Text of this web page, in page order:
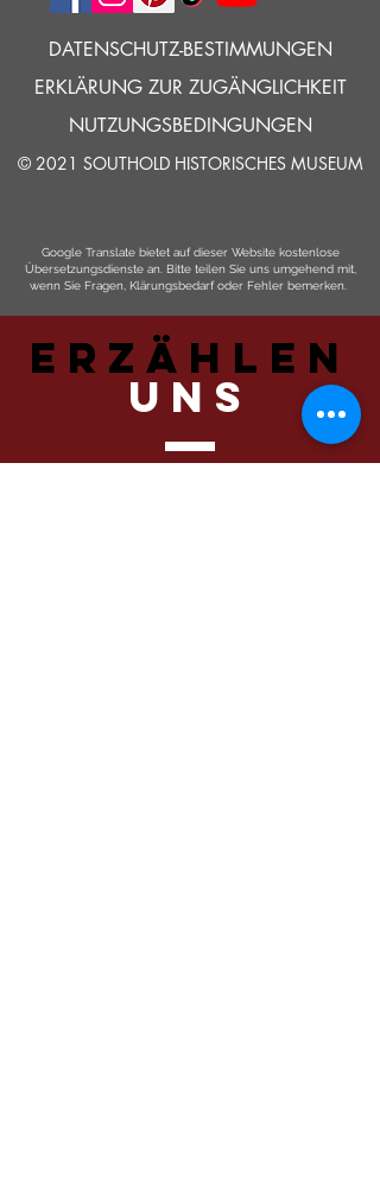
DATENSCHUTZ-BESTIMMUNGEN
ERKLÄRUNG ZUR ZUGÄNGLICHKEIT
NUTZUNGSBEDINGUNGEN
© 2021 SOUTHOLD HISTORISCHES MUSEUM
Google Translate bietet auf dieser Website kostenlose
Übersetzungsdienste an. Bitte teilen Sie uns umgehend mit,
wenn Sie Fragen, Klärungsbedarf oder Fehler bemerken.
ERZÄHLEN
UNS